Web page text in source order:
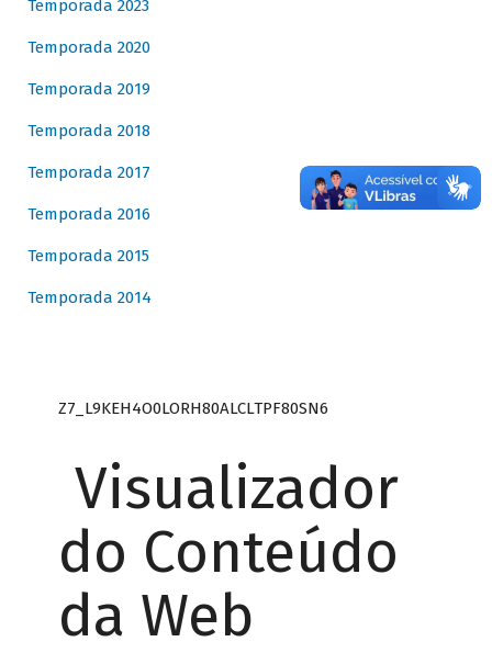
Temporada 2023
Temporada 2020
Temporada 2019
Temporada 2018
Temporada 2017
Temporada 2016
Temporada 2015
Temporada 2014
Z7_L9KEH4O0LORH80ALCLTPF80SN6
Visualizador
do Conteúdo
da Web